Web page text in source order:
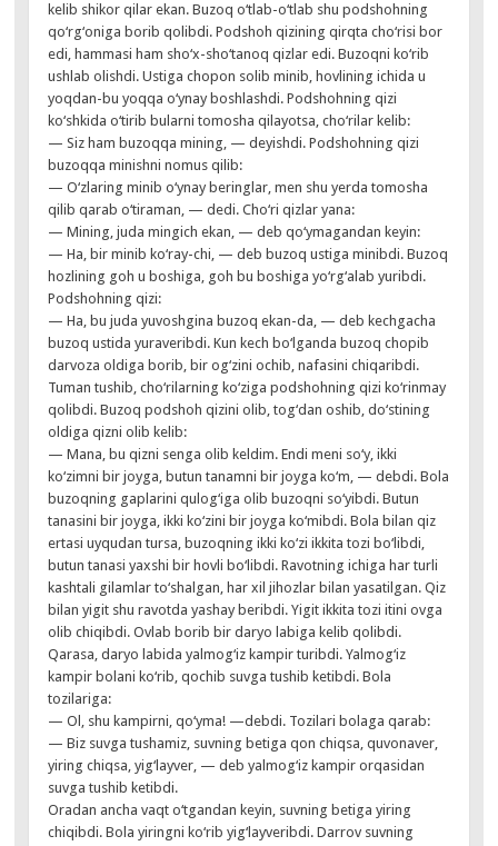
kelib shikor qilar ekan. Buzoq o‘tlab-o‘tlab shu podshohning
qo‘rg‘oniga borib qolibdi. Podshoh qizining qirqta cho‘risi bor
edi, hammasi ham sho‘x-sho‘tanoq qizlar edi. Buzoqni ko‘rib
ushlab olishdi. Ustiga chopon solib minib, hovlining ichida u
yoqdan-bu yoqqa o‘ynay boshlashdi. Podshohning qizi
ko‘shkida o‘tirib bularni tomosha qilayotsa, cho‘rilar kelib:
— Siz ham buzoqqa mining, — deyishdi. Podshohning qizi
buzoqqa minishni nomus qilib:
— O‘zlaring minib o‘ynay beringlar, men shu yerda tomosha
qilib qarab o‘tiraman, — dedi. Cho‘ri qizlar yana:
— Mining, juda mingich ekan, — deb qo‘ymagandan keyin:
— Ha, bir minib ko‘ray-chi, — deb buzoq ustiga minibdi. Buzoq
hozlining goh u boshiga, goh bu boshiga yo‘rg‘alab yuribdi.
Podshohning qizi:
— Ha, bu juda yuvoshgina buzoq ekan-da, — deb kechgacha
buzoq ustida yuraveribdi. Kun kech bo‘lganda buzoq chopib
darvoza oldiga borib, bir og‘zini ochib, nafasini chiqaribdi.
Tuman tushib, cho‘rilarning ko‘ziga podshohning qizi ko‘rinmay
qolibdi. Buzoq podshoh qizini olib, tog‘dan oshib, do‘stining
oldiga qizni olib kelib:
— Mana, bu qizni senga olib keldim. Endi meni so‘y, ikki
ko‘zimni bir joyga, butun tanamni bir joyga ko‘m, — debdi. Bola
buzoqning gaplarini qulog‘iga olib buzoqni so‘yibdi. Butun
tanasini bir joyga, ikki ko‘zini bir joyga ko‘mibdi. Bola bilan qiz
ertasi uyqudan tursa, buzoqning ikki ko‘zi ikkita tozi bo‘libdi,
butun tanasi yaxshi bir hovli bo‘libdi. Ravotning ichiga har turli
kashtali gilamlar to‘shalgan, har xil jihozlar bilan yasatilgan. Qiz
bilan yigit shu ravotda yashay beribdi. Yigit ikkita tozi itini ovga
olib chiqibdi. Ovlab borib bir daryo labiga kelib qolibdi.
Qarasa, daryo labida yalmog‘iz kampir turibdi. Yalmog‘iz
kampir bolani ko‘rib, qochib suvga tushib ketibdi. Bola
tozilariga:
— Ol, shu kampirni, qo‘yma! —debdi. Tozilari bolaga qarab:
— Biz suvga tushamiz, suvning betiga qon chiqsa, quvonaver,
yiring chiqsa, yig‘layver, — deb yalmog‘iz kampir orqasidan
suvga tushib ketibdi.
Oradan ancha vaqt o‘tgandan keyin, suvning betiga yiring
chiqibdi. Bola yiringni ko‘rib yig‘layveribdi. Darrov suvning